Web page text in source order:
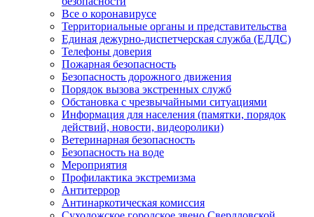
Все о коронавирусе
Территориальные органы и представительства
Единая дежурно-диспетчерская служба (ЕДДС)
Телефоны доверия
Пожарная безопасность
Безопасность дорожного движения
Порядок вызова экстренных служб
Обстановка с чрезвычайными ситуациями
Информация для населения (памятки, порядок
действий, новости, видеоролики)
Ветеринарная безопасность
Безопасность на воде
Мероприятия
Профилактика экстремизма
Антитеррор
Антинаркотическая комиссия